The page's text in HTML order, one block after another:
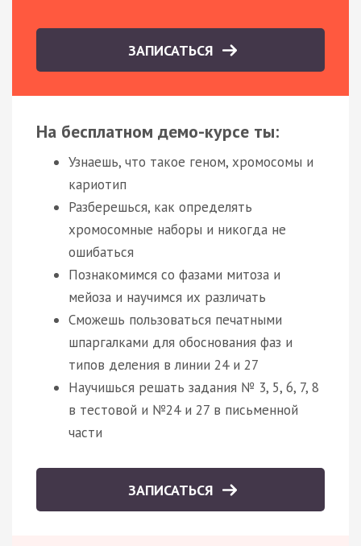
ЗАПИСАТЬСЯ
На бесплатном демо-курсе ты:
Узнаешь, что такое геном, хромосомы и
кариотип
Разберешься, как определять
хромосомные наборы и никогда не
ошибаться
Познакомимся со фазами митоза и
мейоза и научимся их различать
Сможешь пользоваться печатными
шпаргалками для обоснования фаз и
типов деления в линии 24 и 27
Научишься решать задания № 3, 5, 6, 7, 8
в тестовой и №24 и 27 в письменной
части
ЗАПИСАТЬСЯ